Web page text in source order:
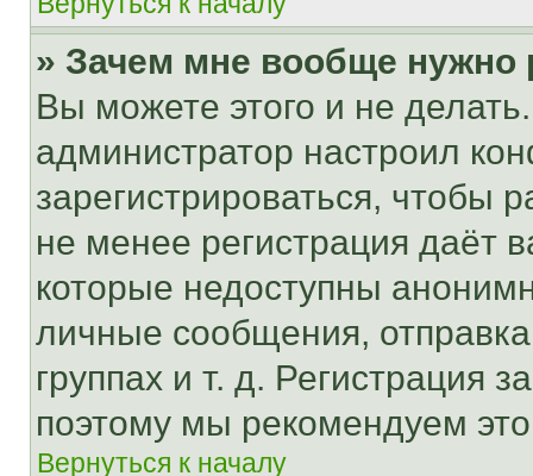
» Зачем мне вообще нужно
Вы можете этого и не
администратор настроил
зарегистрироваться, чтобы
не менее регистрация даёт
которые недоступны
личные сообщения,
группах и т. д. Регистрация
поэтому мы рекомендуем
Вернуться к началу